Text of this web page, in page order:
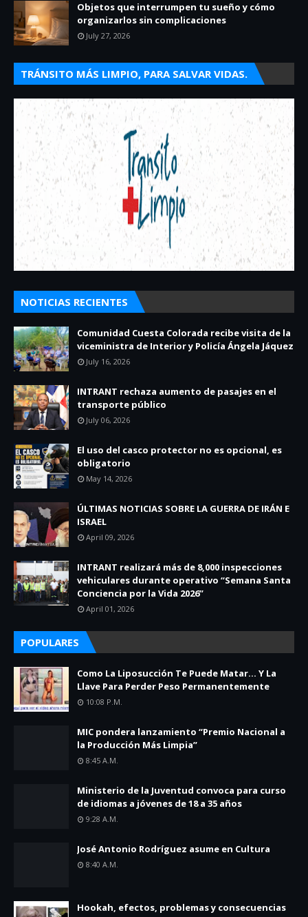
Objetos que interrumpen tu sueño y cómo
organizarlos sin complicaciones
July 27, 2026
TRÁNSITO MÁS LIMPIO, PARA SALVAR VIDAS.
NOTICIAS RECIENTES
Comunidad Cuesta Colorada recibe visita de la
viceministra de Interior y Policía Ángela Jáquez
July 16, 2026
INTRANT rechaza aumento de pasajes en el
transporte público
July 06, 2026
El uso del casco protector no es opcional, es
obligatorio
May 14, 2026
ÚLTIMAS NOTICIAS SOBRE LA GUERRA DE IRÁN E
ISRAEL
April 09, 2026
INTRANT realizará más de 8,000 inspecciones
vehiculares durante operativo “Semana Santa
Conciencia por la Vida 2026”
April 01, 2026
POPULARES
Como La Liposucción Te Puede Matar… Y La
Llave Para Perder Peso Permanentemente
10:08 P.m.
MIC pondera lanzamiento “Premio Nacional a
la Producción Más Limpia”
8:45 A.m.
Ministerio de la Juventud convoca para curso
de idiomas a jóvenes de 18 a 35 años
9:28 A.m.
José Antonio Rodríguez asume en Cultura
8:40 A.m.
Hookah, efectos, problemas y consecuencias